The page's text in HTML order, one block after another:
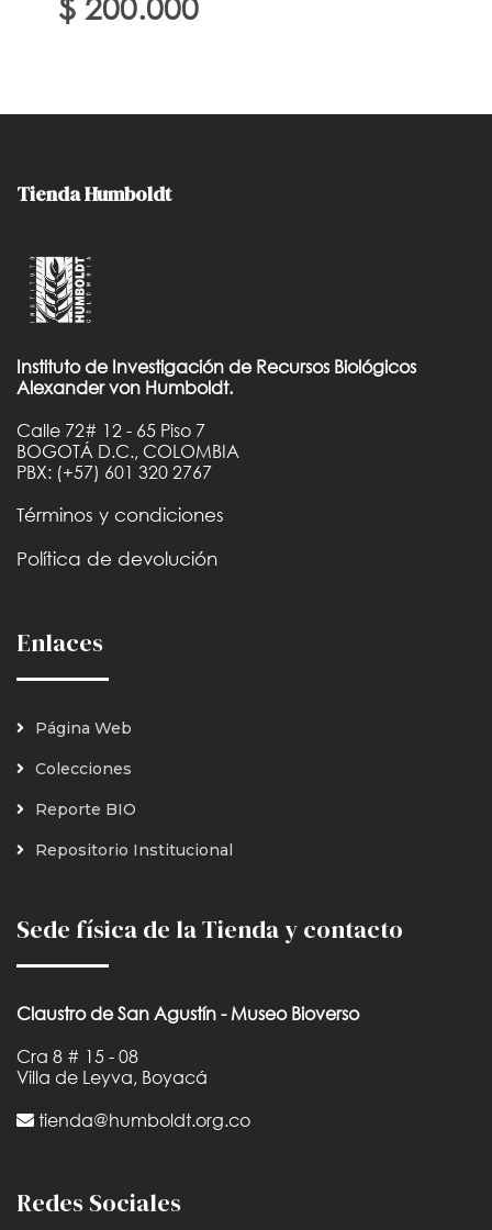
Tienda Humboldt
Instituto de Investigación de Recursos Biológicos
Alexander von Humboldt.
Calle 72# 12 - 65 Piso 7
BOGOTÁ D.C., COLOMBIA
PBX: (+57) 601 320 2767
Términos y condiciones
Política de devolución
Enlaces
Página Web
Colecciones
Reporte BIO
Repositorio Institucional
Sede física de la Tienda y contacto
Claustro de San Agustín - Museo Bioverso
Cra 8 # 15 - 08
Villa de Leyva, Boyacá
tienda@humboldt.org.co
Redes Sociales